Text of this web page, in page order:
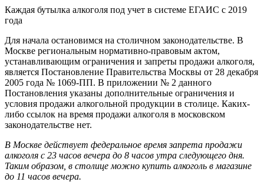
Каждая бутылка алкоголя под учет в системе ЕГАИС с 2019
года
Для начала остановимся на столичном законодательстве. В
Москве региональным нормативно-правовым актом,
устанавливающим ограничения и запреты продажи алкоголя,
является Постановление Правительства Москвы от 28 декабря
2005 года № 1069-ПП. В приложении № 2 данного
Постановления указаны дополнительные ограничения и
условия продажи алкогольной продукции в столице. Каких-
либо ссылок на время продажи алкоголя в московском
законодательстве нет.
В Москве действует федеральное время запрета продажи
алкоголя с 23 часов вечера до 8 часов утра следующего дня.
Таким образом, в столице можно купить алкоголь в магазине
до 11 часов вечера.